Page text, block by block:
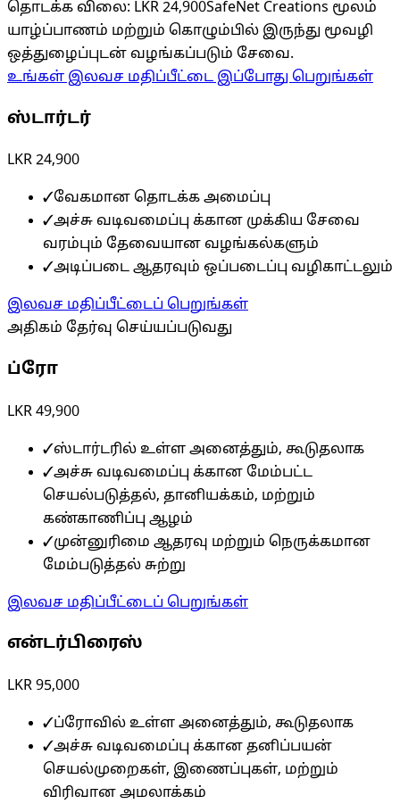
தொடக்க விலை: LKR 24,900SafeNet Creations மூலம்
யாழ்ப்பாணம் மற்றும் கொழும்பில் இருந்து மூவழி
ஒத்துழைப்புடன் வழங்கப்படும் சேவை.
உங்கள் இலவச மதிப்பீட்டை இப்போது பெறுங்கள்
ஸ்டார்டர்
LKR 24,900
✓வேகமான தொடக்க அமைப்பு
✓அச்சு வடிவமைப்பு க்கான முக்கிய சேவை
வரம்பும் தேவையான வழங்கல்களும்
✓அடிப்படை ஆதரவும் ஒப்படைப்பு வழிகாட்டலும்
இலவச மதிப்பீட்டைப் பெறுங்கள்
அதிகம் தேர்வு செய்யப்படுவது
ப்ரோ
LKR 49,900
✓ஸ்டார்டரில் உள்ள அனைத்தும், கூடுதலாக
✓அச்சு வடிவமைப்பு க்கான மேம்பட்ட
செயல்படுத்தல், தானியக்கம், மற்றும்
கண்காணிப்பு ஆழம்
✓முன்னுரிமை ஆதரவு மற்றும் நெருக்கமான
மேம்படுத்தல் சுற்று
இலவச மதிப்பீட்டைப் பெறுங்கள்
என்டர்பிரைஸ்
LKR 95,000
✓ப்ரோவில் உள்ள அனைத்தும், கூடுதலாக
✓அச்சு வடிவமைப்பு க்கான தனிப்பயன்
செயல்முறைகள், இணைப்புகள், மற்றும்
விரிவான அமலாக்கம்